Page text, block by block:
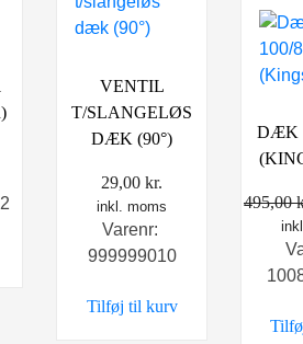
VENTIL
T/SLANGELØS
DÆK (90°)
29,00kr.
inkl. moms
Varenr:
999999010
Tilføj til kurv
DÆK
495,00